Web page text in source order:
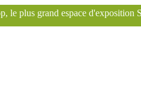
d'exposition Specialized à Paris